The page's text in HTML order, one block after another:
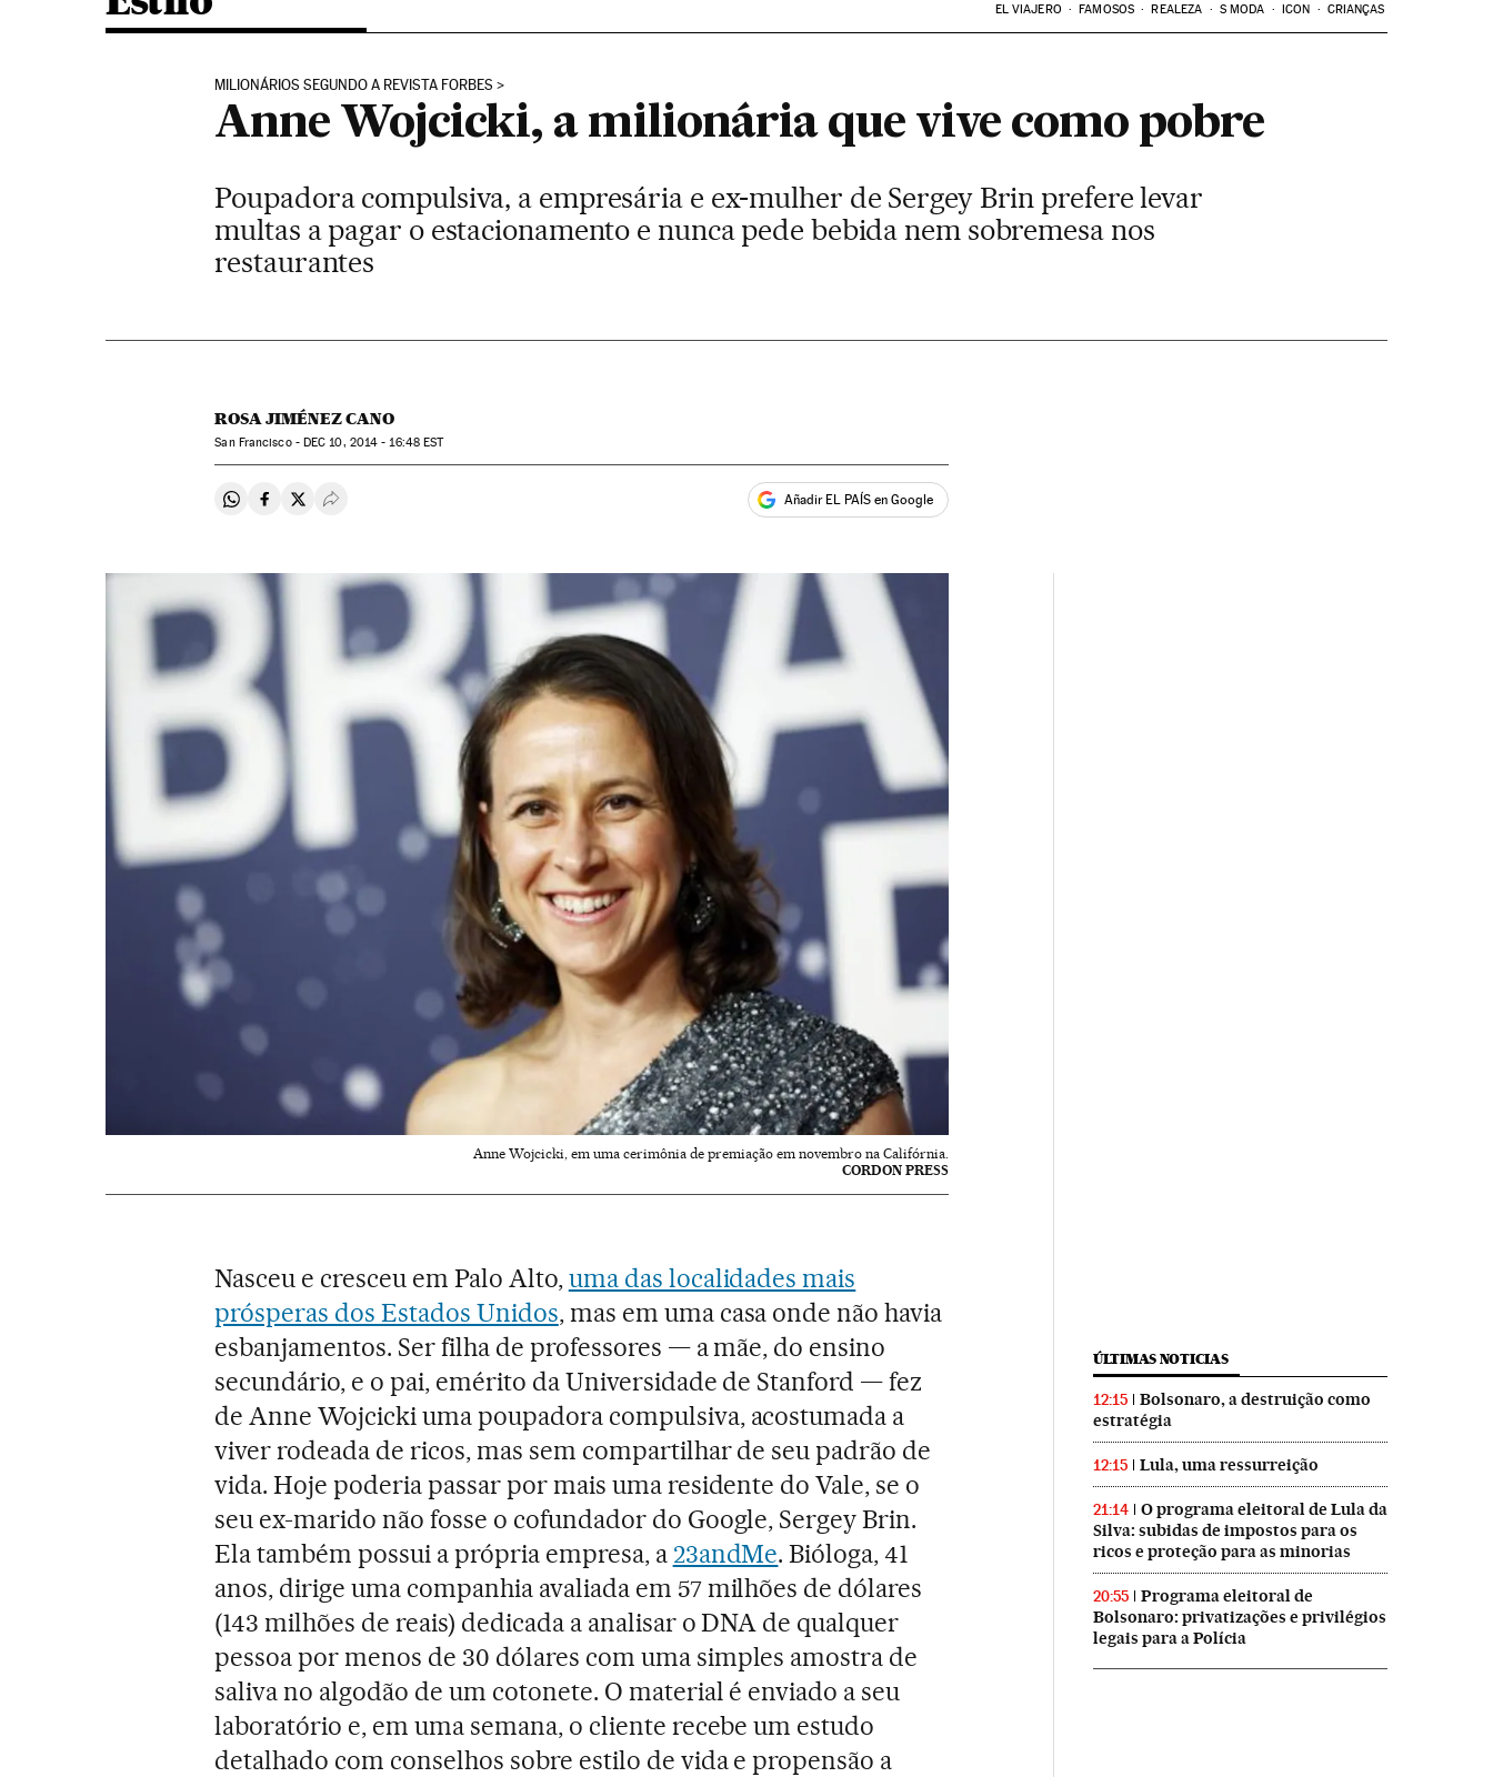
EL VIAJERO FAMOSOS REALEZA S MODA ICON CRIANÇAS
MILIONÁRIOS SEGUNDO A REVISTA FORBES
Anne Wojcicki, a milionária que vive como pobre
Poupadora compulsiva, a empresária e ex-mulher de Sergey Brin prefere levar
multas a pagar o estacionamento e nunca pede bebida nem sobremesa nos
restaurantes
ROSA JIMÉNEZ CANO
San Francisco - DEC 10, 2014 - 16:48EST
Compartir en Whatsapp
Compartir en Facebook
Compartir en Twitter
Desplegar Redes Sociales Añadir EL PAÍS en Google
Anne Wojcicki, em uma cerimônia de premiação em novembro na Califórnia.
CORDON PRESS
Nasceu e cresceu em Palo Alto,uma das localidades mais
prósperas dos Estados Unidos, mas em uma casa onde não havia
esbanjamentos. Ser filha de professores — a mãe, do ensino
secundário, e o pai, emérito da Universidade de Stanford — fez
de Anne Wojcicki uma poupadora compulsiva, acostumada a
viver rodeada de ricos, mas sem compartilhar de seu padrão de
vida. Hoje poderia passar por mais uma residente do Vale, se o
seu ex-marido não fosse o cofundador do Google, Sergey Brin.
Ela também possui a própria empresa, a23andMe. Bióloga, 41
anos, dirige uma companhia avaliada em 57 milhões de dólares
(143 milhões de reais) dedicada a analisar o DNA de qualquer
pessoa por menos de 30 dólares com uma simples amostra de
saliva no algodão de um cotonete. O material é enviado a seu
laboratório e, em uma semana, o cliente recebe um estudo
detalhado com conselhos sobre estilo de vida e propensão a
ÚLTIMAS NOTICIAS
12:15
Bolsonaro, a destruição como
estratégia
12:15 Lula, uma ressurreição
21:14
O programa eleitoral de Lula da
Silva: subidas de impostos para os
ricos e proteção para as minorias
20:55
Programa eleitoral de
Bolsonaro: privatizações e privilégios
legais para a Polícia